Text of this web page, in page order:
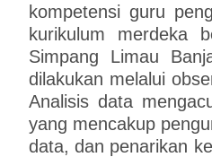
kompetensi guru
kurikulum merdeka
Simpang Limau
dilakukan melalui
Analisis data
yang mencakup
data, dan penarikan